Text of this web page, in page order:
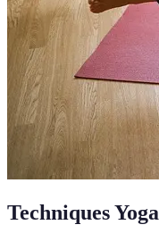
Techniques Yoga